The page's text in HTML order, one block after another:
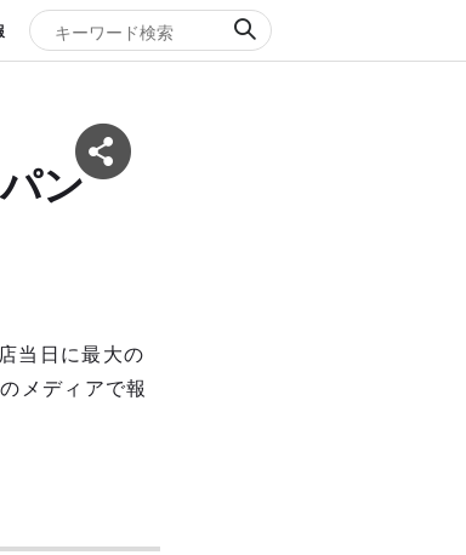
ン
当日に最大の
メディアで報